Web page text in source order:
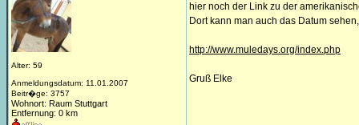
Alter: 59
Anmeldungsdatum: 11.01.2007
Beitr�ge: 3757
Wohnort: Raum Stuttgart
Entfernung: 0 km
hier noch der Link zu der
Dort kann man auch das Datum
http://www.muledays.org/index.php
Gruß Elke